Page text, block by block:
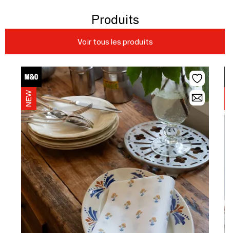
Produits
Voir tous les produits